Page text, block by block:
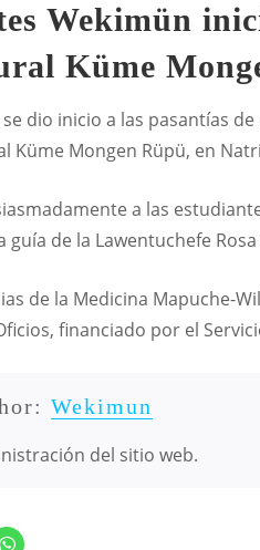
Wekimün
Küme
dio inicio a las pasantías
Küme Mongen Rüpü, en
a las
de la Lawentuchefe
de la Medicina Mapuche-
financiado por el
Wekimun
del sitio web.